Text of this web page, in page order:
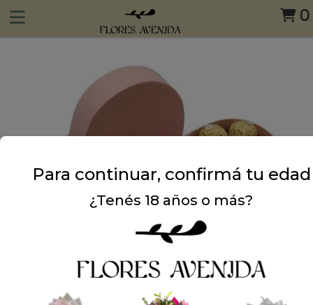
0
Para continuar, confirmá tu edad
¿Tenés 18 años o más?